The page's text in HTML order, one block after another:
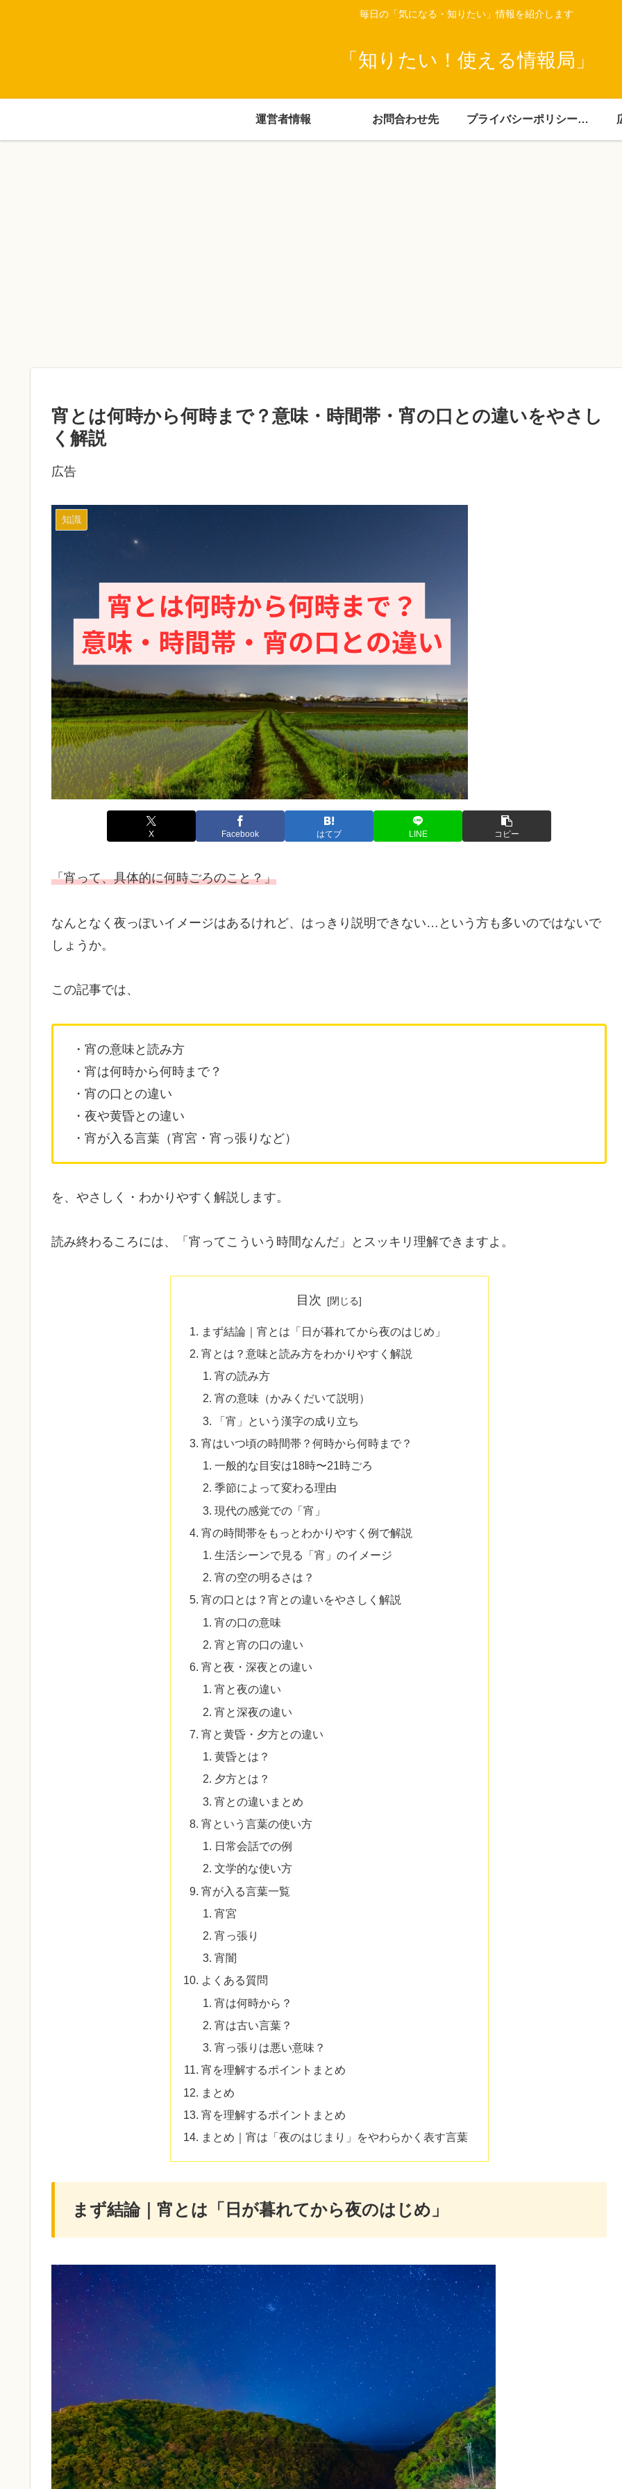
毎日の「気になる・知りたい」情報を紹介します
「知りたい！使える情報局」
運営者情報 お問合わせ先 プライバシーポリシー・免責事項
宵とは何時から何時まで？意味・時間帯・宵の口との違いをやさし
く解説
広告
知識
X Facebook はてブ LINE コピー
「宵って、具体的に何時ごろのこと？」
なんとなく夜っぽいイメージはあるけれど、はっきり説明できない…という方も多いのではないで
しょうか。
この記事では、
・宵の意味と読み方
・宵は何時から何時まで？
・宵の口との違い
・夜や黄昏との違い
・宵が入る言葉（宵宮・宵っ張りなど）
を、やさしく・わかりやすく解説します。
読み終わるころには、「宵ってこういう時間なんだ」とスッキリ理解できますよ。
目次
まず結論｜宵とは「日が暮れてから夜のはじめ」
宵とは？意味と読み方をわかりやすく解説
宵の読み方
宵の意味（かみくだいて説明）
「宵」という漢字の成り立ち
宵はいつ頃の時間帯？何時から何時まで？
一般的な目安は18時〜21時ごろ
季節によって変わる理由
現代の感覚での「宵」
宵の時間帯をもっとわかりやすく例で解説
生活シーンで見る「宵」のイメージ
宵の空の明るさは？
宵の口とは？宵との違いをやさしく解説
宵の口の意味
宵と宵の口の違い
宵と夜・深夜との違い
宵と夜の違い
宵と深夜の違い
宵と黄昏・夕方との違い
黄昏とは？
夕方とは？
宵との違いまとめ
宵という言葉の使い方
日常会話での例
文学的な使い方
宵が入る言葉一覧
宵宮
宵っ張り
宵闇
よくある質問
宵は何時から？
宵は古い言葉？
宵っ張りは悪い意味？
宵を理解するポイントまとめ
まとめ
宵を理解するポイントまとめ
まとめ｜宵は「夜のはじまり」をやわらかく表す言葉
まず結論｜宵とは「日が暮れてから夜のはじめ」